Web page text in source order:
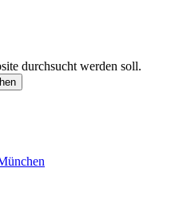
durchsucht werden soll.